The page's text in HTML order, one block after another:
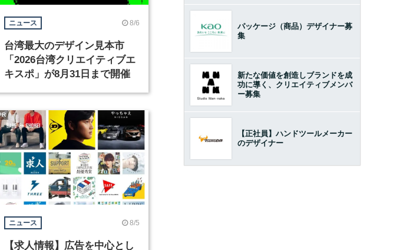
ニュース 8/6
台湾最大のデザイン見本市
「2026台湾クリエイティブエ
キスポ」が8月31日まで開催
ニュース 8/5
【求人情報】広告を中心とし
パッケージ（商品）デザイナー募
集
新たな価値を創造しブランドを成
功に導く、クリエイティブメンバ
ー募集
【正社員】ハンドツールメーカー
のデザイナー